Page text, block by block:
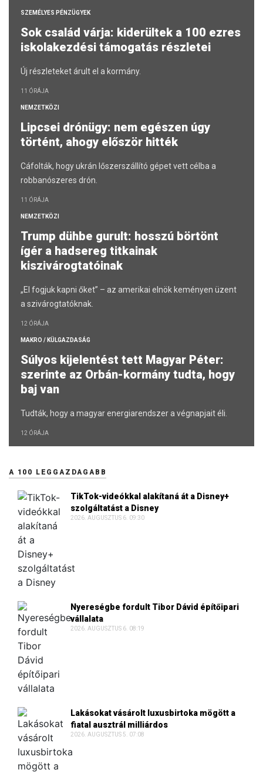
SZEMÉLYES PÉNZÜGYEK
Sok család várja: kiderültek a 100 ezres
iskolakezdési támogatás részletei
Új részleteket árult el a kormány.
11 ÓRÁJA
NEMZETKÖZI
Lipcsei drónügy: nem egészen úgy
történt, ahogy először hitték
Cáfolták, hogy ukrán lőszerszállító gépet vett célba a
robbanószeres drón.
11 ÓRÁJA
NEMZETKÖZI
Trump dühbe gurult: hosszú börtönt
ígér a hadsereg titkainak
kiszivárogtatóinak
„El fogjuk kapni őket” – az amerikai elnök keményen üzent
a szivárogtatóknak.
12 ÓRÁJA
MAKRO / KÜLGAZDASÁG
Súlyos kijelentést tett Magyar Péter:
szerinte az Orbán-kormány tudta, hogy
baj van
Tudták, hogy a magyar energiarendszer a végnapjait éli.
12 ÓRÁJA
A 100 LEGGAZDAGABB
TikTok-videókkal alakítaná át a Disney+
szolgáltatást a Disney
2026. AUGUSZTUS 6. 09:30
Nyereségbe fordult Tibor Dávid építőipari
vállalata
2026. AUGUSZTUS 6. 08:19
Lakásokat vásárolt luxusbirtoka mögött a
fiatal ausztrál milliárdos
2026. AUGUSZTUS 5. 07:08